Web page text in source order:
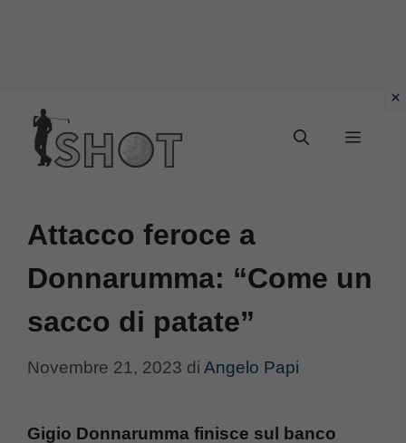
contenuto
Menu
Attacco feroce a
Donnarumma: “Come un
sacco di patate”
Novembre 21, 2023 di Angelo Papi
Gigio Donnarumma finisce sul banco